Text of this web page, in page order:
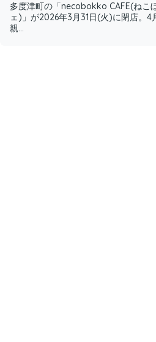
多度津町の「necobokko CAFE(ねこ
ェ)」が2026年3月31日(火)に閉店。4
親...